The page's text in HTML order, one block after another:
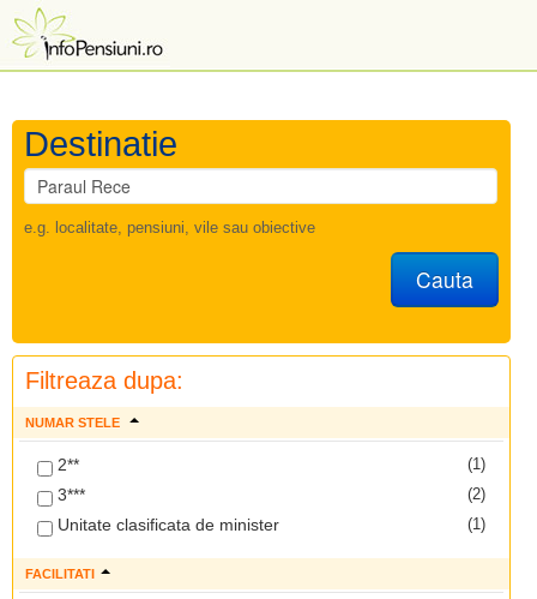
Destinatie
e.g. localitate, pensiuni, vile sau obiective
Cauta
Filtreaza dupa:
NUMAR STELE
(1)
2**
(2)
3***
(1)
Unitate clasificata de minister
FACILITATI